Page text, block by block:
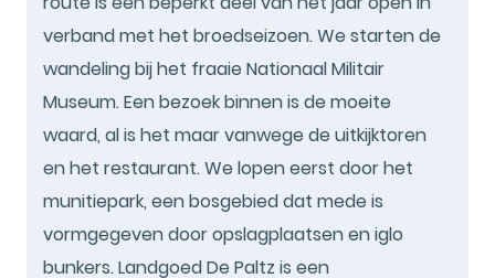
verband met het broedseizoen. We starten de
wandeling bij het fraaie Nationaal Militair
Museum. Een bezoek binnen is de moeite
waard, al is het maar vanwege de uitkijktoren
en het restaurant. We lopen eerst door het
munitiepark, een bosgebied dat mede is
vormgegeven door opslagplaatsen en iglo
bunkers. Landgoed De Paltz is een